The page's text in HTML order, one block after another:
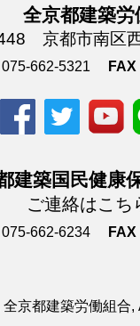
全京都建築労
京都市南区
075-662-5321 FAX
建築国民健康
ご連絡はこち
075-662-6234 FAX
全京都建築労働組合